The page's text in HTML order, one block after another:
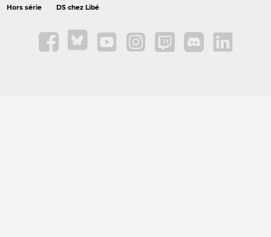
Hors série DS chez Libé